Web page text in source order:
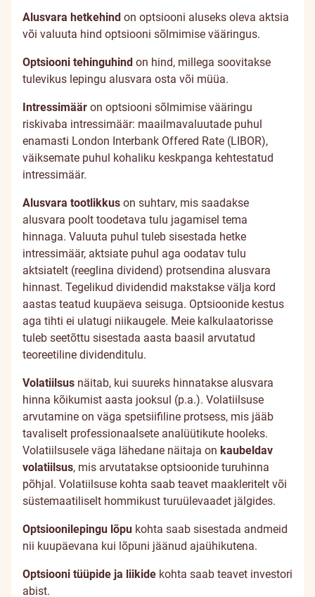
Alusvara hetkehind on optsiooni aluseks oleva aktsia
või valuuta hind optsiooni sõlmimise vääringus.
Optsiooni tehinguhind on hind, millega soovitakse
tulevikus lepingu alusvara osta või müüa.
Intressimäär on optsiooni sõlmimise vääringu
riskivaba intressimäär: maailmavaluutade puhul
enamasti London Interbank Offered Rate (LIBOR),
väiksemate puhul kohaliku keskpanga kehtestatud
intressimäär.
Alusvara tootlikkus on suhtarv, mis saadakse
alusvara poolt toodetava tulu jagamisel tema
hinnaga. Valuuta puhul tuleb sisestada hetke
intressimäär, aktsiate puhul aga oodatav tulu
aktsiatelt (reeglina dividend) protsendina alusvara
hinnast. Tegelikud dividendid makstakse välja kord
aastas teatud kuupäeva seisuga. Optsioonide kestus
aga tihti ei ulatugi niikaugele. Meie kalkulaatorisse
tuleb seetõttu sisestada aasta baasil arvutatud
teoreetiline dividenditulu.
Volatiilsus näitab, kui suureks hinnatakse alusvara
hinna kõikumist aasta jooksul (p.a.). Volatiilsuse
arvutamine on väga spetsiifiline protsess, mis jääb
tavaliselt professionaalsete analüütikute hooleks.
Volatiilsusele väga lähedane näitaja on kaubeldav
volatiilsus, mis arvutatakse optsioonide turuhinna
põhjal. Volatiilsuse kohta saab teavet maakleritelt või
süstemaatiliselt hommikust turuülevaadet jälgides.
Optsioonilepingu lõpu kohta saab sisestada andmeid
nii kuupäevana kui lõpuni jäänud ajaühikutena.
Optsiooni tüüpide ja liikide kohta saab teavet investori
abist.